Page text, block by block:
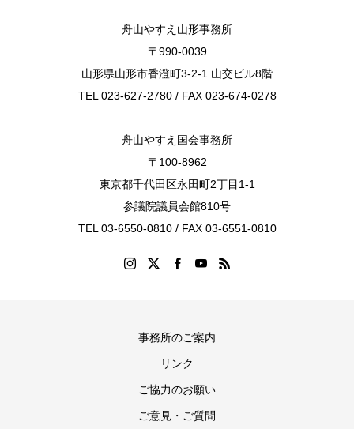
舟山やすえ山形事務所
〒990-0039
山形県山形市香澄町3-2-1 山交ビル8階
TEL 023-627-2780 / FAX 023-674-0278
舟山やすえ国会事務所
〒100-8962
東京都千代田区永田町2丁目1-1
参議院議員会館810号
TEL 03-6550-0810 / FAX 03-6551-0810
事務所のご案内
リンク
ご協力のお願い
ご意見・ご質問